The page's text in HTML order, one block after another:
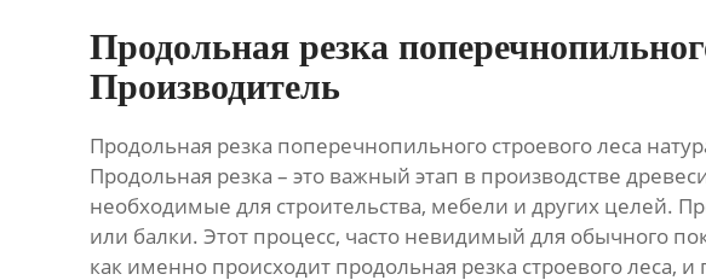
КонтактыПродольная резка
Производитель
Продольная резка поперечнопильного строевого леса
Продольная резка – это важный этап в производстве
необходимые для строительства, мебели и других целей.
или балки. Этот процесс, часто невидимый для обычного
как именно происходит продольная резка строевого леса,